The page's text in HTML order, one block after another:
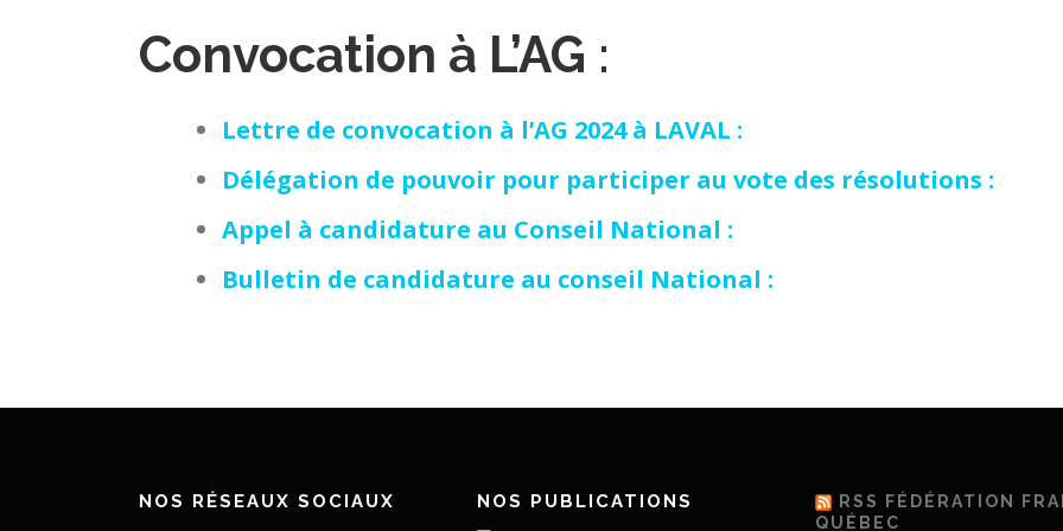
Convocation à L’AG :
Lettre de convocation à l’AG 2024 à LAVAL :
Délégation de pouvoir pour participer au vote des résolutions :
Appel à candidature au Conseil National :
Bulletin de candidature au conseil National :
NOS RÉSEAUX SOCIAUX NOS PUBLICATIONS
RSS FÉDÉRATION
QUÉBEC